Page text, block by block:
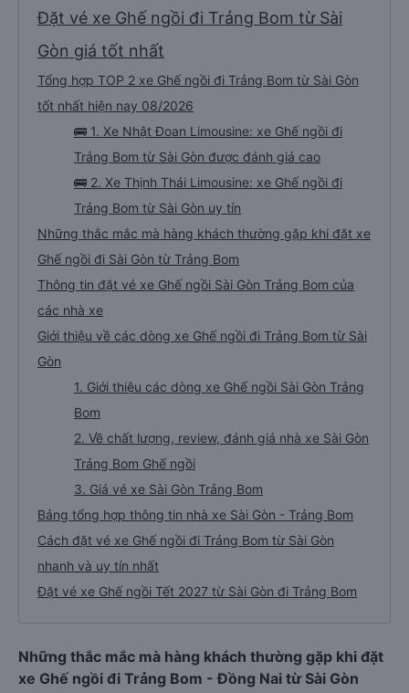
Đặt vé xe Ghế ngồi đi Trảng Bom từ Sài
Gòn giá tốt nhất
Tổng hợp TOP 2 xe Ghế ngồi đi Trảng Bom từ Sài Gòn
tốt nhất hiện nay 08/2026
🚌 1. Xe Nhật Đoan Limousine: xe Ghế ngồi đi
Trảng Bom từ Sài Gòn được đánh giá cao
🚌 2. Xe Thịnh Thái Limousine: xe Ghế ngồi đi
Trảng Bom từ Sài Gòn uy tín
Những thắc mắc mà hàng khách thường gặp khi đặt xe
Ghế ngồi đi Sài Gòn từ Trảng Bom
Thông tin đặt vé xe Ghế ngồi Sài Gòn Trảng Bom của
các nhà xe
Giới thiệu về các dòng xe Ghế ngồi đi Trảng Bom từ Sài
Gòn
1. Giới thiệu các dòng xe Ghế ngồi Sài Gòn Trảng
Bom
2. Về chất lượng, review, đánh giá nhà xe Sài Gòn
Trảng Bom Ghế ngồi
3. Giá vé xe Sài Gòn Trảng Bom
Bảng tổng hợp thông tin nhà xe Sài Gòn - Trảng Bom
Cách đặt vé xe Ghế ngồi đi Trảng Bom từ Sài Gòn
nhanh và uy tín nhất
Đặt vé xe Ghế ngồi Tết 2027 từ Sài Gòn đi Trảng Bom
Những thắc mắc mà hàng khách thường gặp khi đặt
xe Ghế ngồi đi Trảng Bom - Đồng Nai từ Sài Gòn